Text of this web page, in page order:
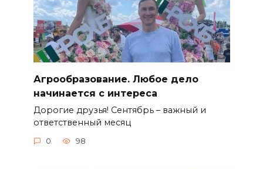
Агрообразование. Любое дело
начинается с интереса
Дорогие друзья! Сентябрь – важный и
ответственный месяц
0 98